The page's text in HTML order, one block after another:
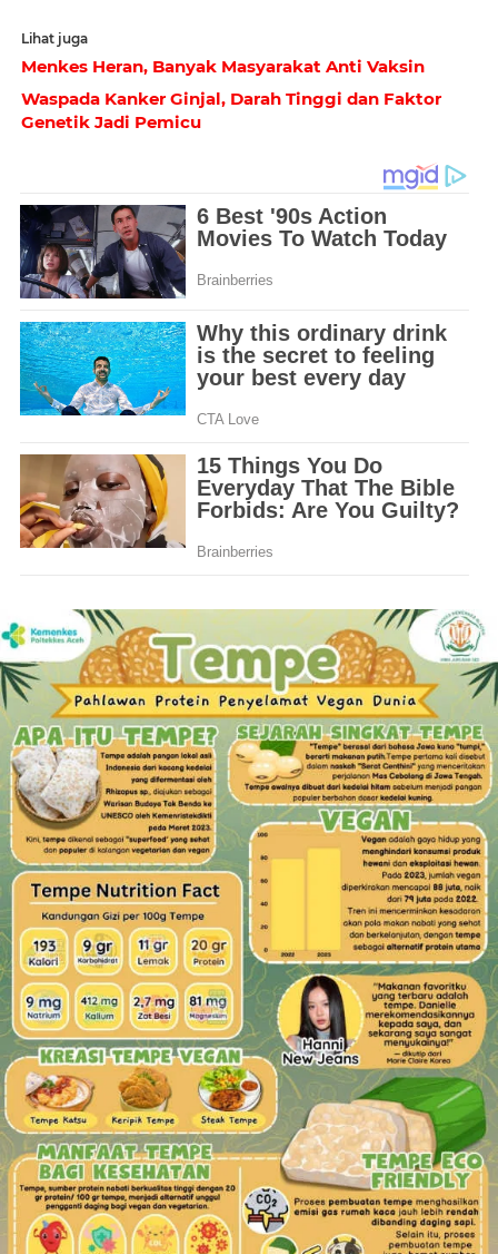
Lihat juga
Menkes Heran, Banyak Masyarakat Anti Vaksin
Waspada Kanker Ginjal, Darah Tinggi dan Faktor
Genetik Jadi Pemicu